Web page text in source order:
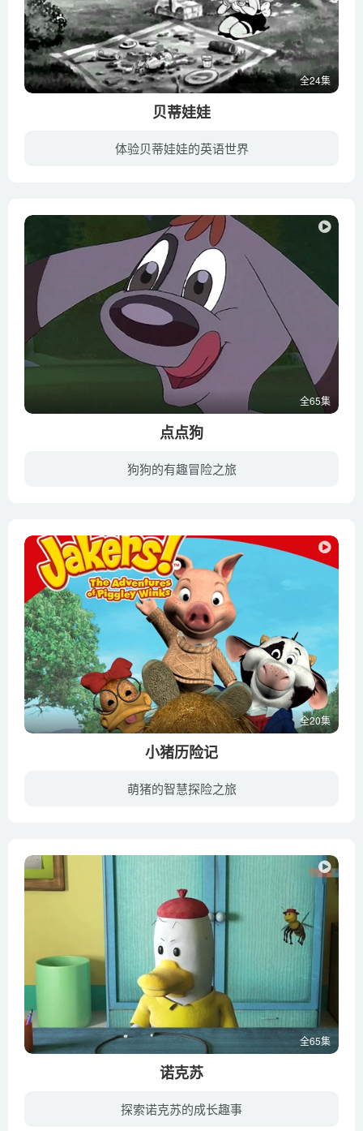
全24集
贝蒂娃娃
体验贝蒂娃娃的英语世界
全65集
点点狗
狗狗的有趣冒险之旅
全20集
小猪历险记
萌猪的智慧探险之旅
全65集
诺克苏
探索诺克苏的成长趣事